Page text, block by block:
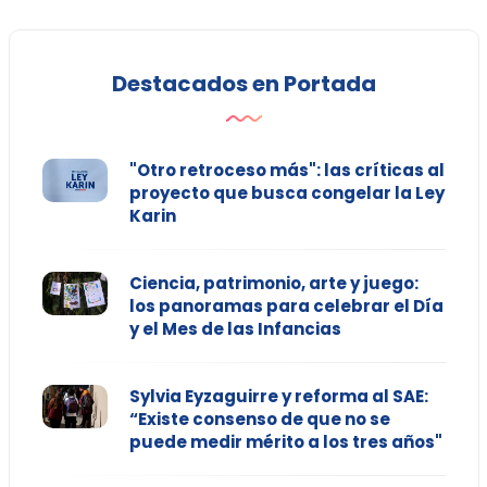
Destacados en Portada
"Otro retroceso más": las críticas al
proyecto que busca congelar la Ley
Karin
Ciencia, patrimonio, arte y juego:
los panoramas para celebrar el Día
y el Mes de las Infancias
Sylvia Eyzaguirre y reforma al SAE:
“Existe consenso de que no se
puede medir mérito a los tres años"